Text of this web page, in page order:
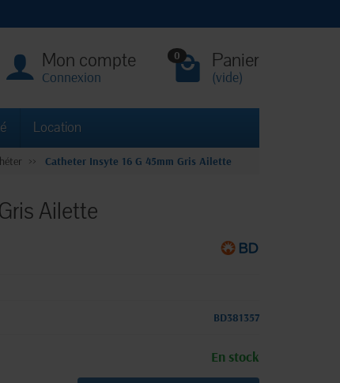
Mon compte
Connexion
0 Panier
(vide)
Location
Catheter Insyte 16 G 45mm Gris Ailette
Ailette
BD381357
En stock